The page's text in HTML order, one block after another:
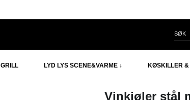
GRILL LYD LYS SCENE&VARME ↓ KØSKILLER
Vinkjøler stål